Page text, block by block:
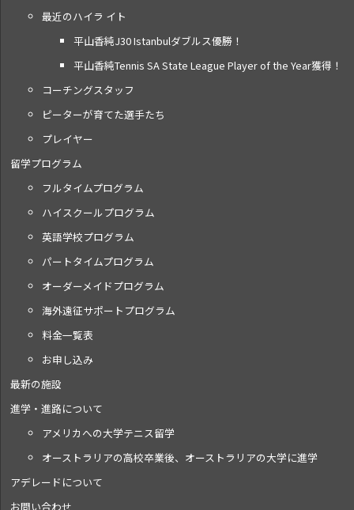
最近のハイラ イト
平山香純J30 Istanbulダブルス優勝！
平山香純Tennis SA State League Player of the Year獲得！
コーチングスタッフ
ピーターが育てた選手たち
プレイヤー
留学プログラム
フルタイムプログラム
ハイスクールプログラム
英語学校プログラム
パートタイムプログラム
オーダーメイドプログラム
海外遠征サポートプログラム
料金一覧表
お申し込み
最新の施設
進学・進路について
アメリカへの大学テニス留学
オーストラリアの高校卒業後、オーストラリアの大学に進学
アデレードについて
お問い合わせ